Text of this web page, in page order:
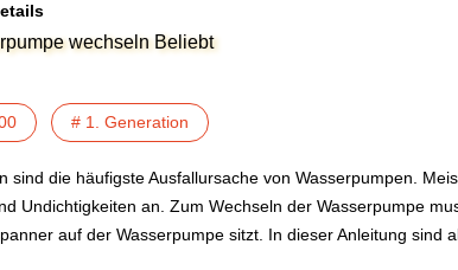
wechseln Beliebt
# 1. Generation
sind die häufigste Ausfallursache von Wasserpumpen.
Undichtigkeiten an. Zum Wechseln der Wasserpumpe
auf der Wasserpumpe sitzt. In dieser Anleitung sind